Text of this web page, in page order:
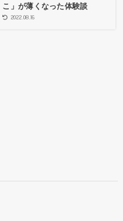
こ」が薄くなった体験談
2022.08.16